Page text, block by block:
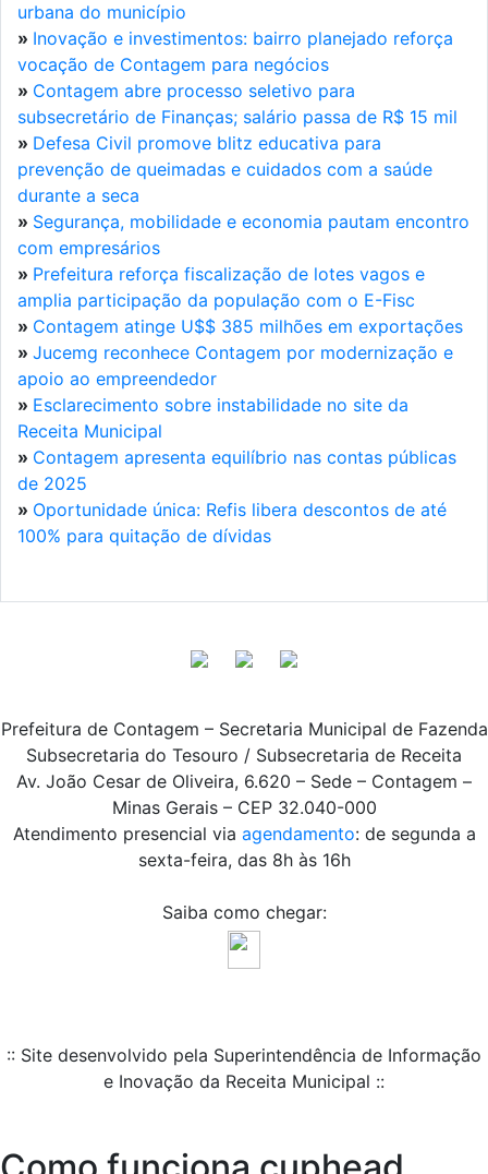
urbana do município
» Inovação e investimentos: bairro planejado reforça
vocação de Contagem para negócios
» Contagem abre processo seletivo para
subsecretário de Finanças; salário passa de R$ 15 mil
» Defesa Civil promove blitz educativa para
prevenção de queimadas e cuidados com a saúde
durante a seca
» Segurança, mobilidade e economia pautam encontro
com empresários
» Prefeitura reforça fiscalização de lotes vagos e
amplia participação da população com o E-Fisc
» Contagem atinge U$$ 385 milhões em exportações
» Jucemg reconhece Contagem por modernização e
apoio ao empreendedor
» Esclarecimento sobre instabilidade no site da
Receita Municipal
» Contagem apresenta equilíbrio nas contas públicas
de 2025
» Oportunidade única: Refis libera descontos de até
100% para quitação de dívidas
Prefeitura de Contagem – Secretaria Municipal de Fazenda
Subsecretaria do Tesouro / Subsecretaria de Receita
Av. João Cesar de Oliveira, 6.620 – Sede – Contagem –
Minas Gerais – CEP 32.040-000
Atendimento presencial via agendamento: de segunda a
sexta-feira, das 8h às 16h
Saiba como chegar:
:: Site desenvolvido pela Superintendência de Informação
e Inovação da Receita Municipal ::